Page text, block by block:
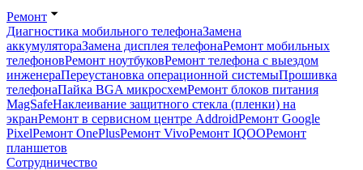
Ремонт
Диагностика мобильного телефонаЗамена
аккумулятораЗамена дисплея телефонаРемонт мобильных
телефоновРемонт ноутбуковРемонт телефона с выездом
инженераПереустановка операционной системыПрошивка
телефонаПайка BGA микросхемРемонт блоков питания
MagSafeНаклеивание защитного стекла (пленки) на
экранРемонт в сервисном центре AddroidРемонт Google
PixelРемонт OnePlusРемонт VivoРемонт IQOOРемонт
планшетов
Сотрудничество